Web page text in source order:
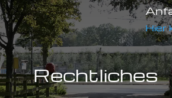
Hier
Rechtliches